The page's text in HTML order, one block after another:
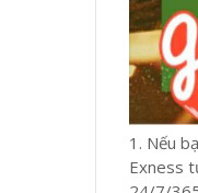
1. Nếu
Exness